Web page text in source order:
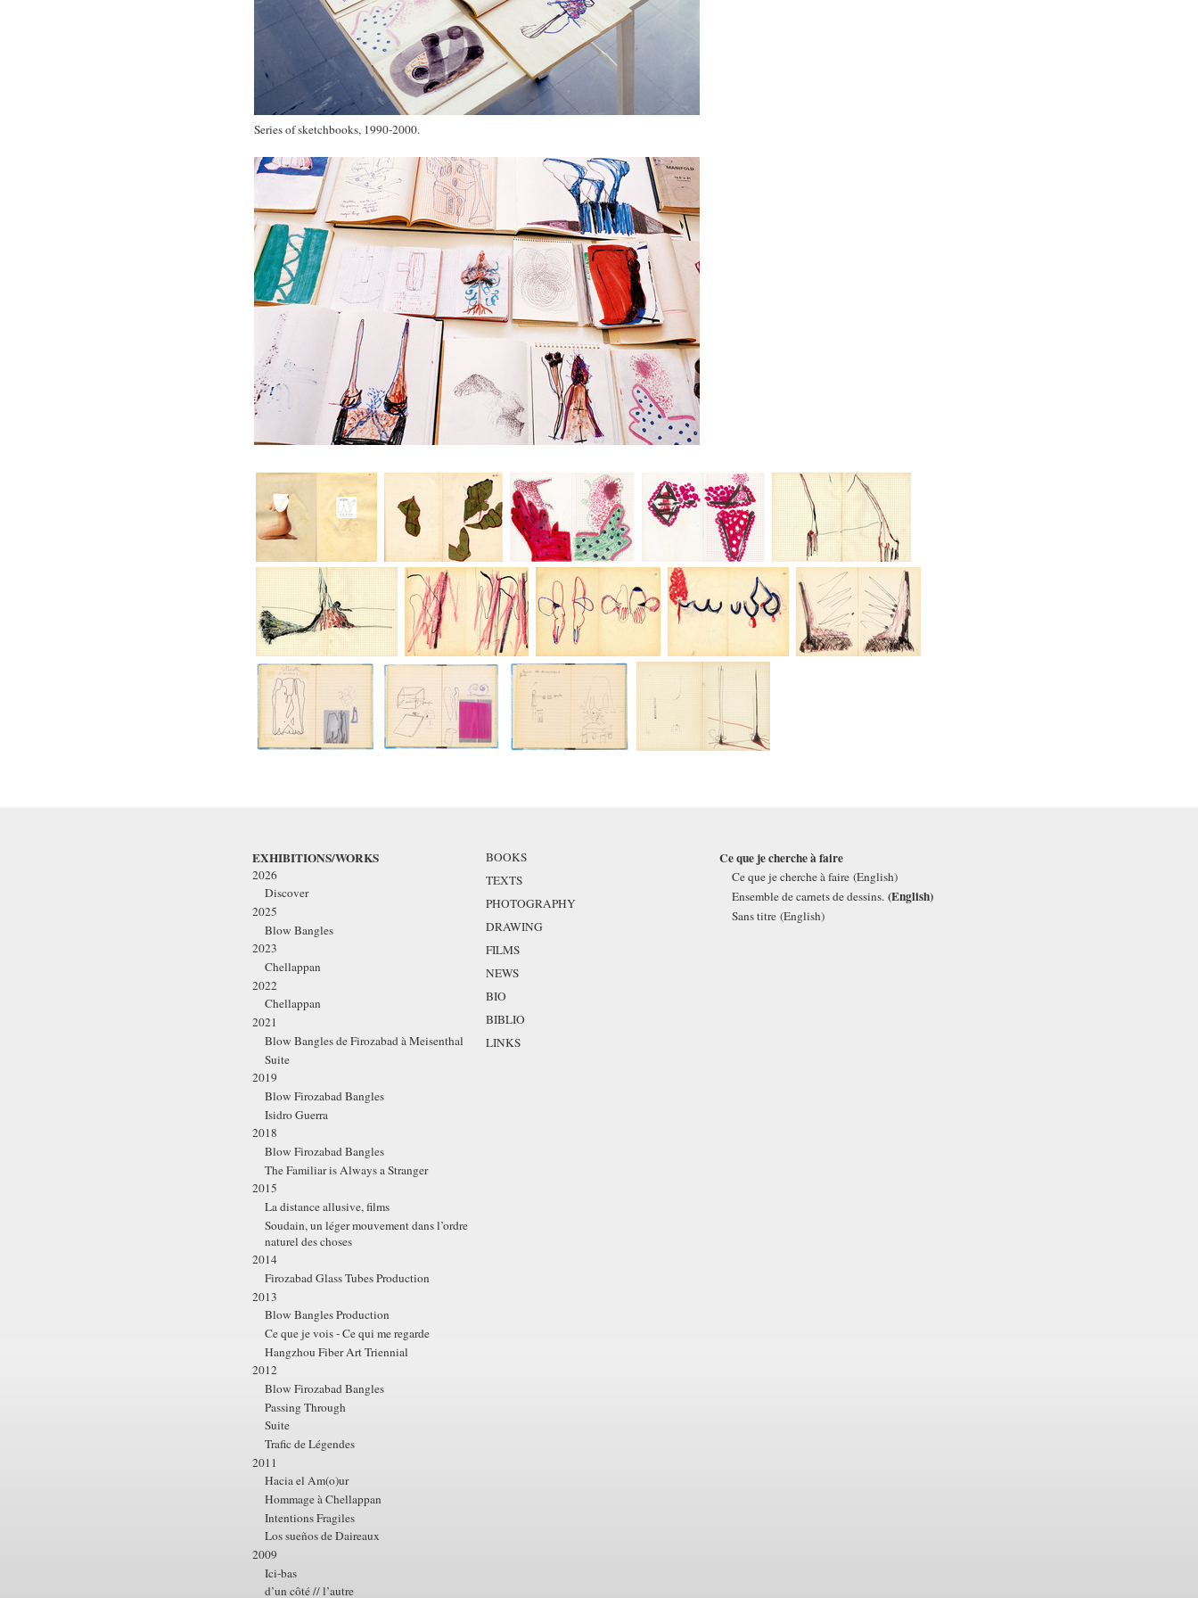
Series of sketchbooks, 1990-2000.
EXHIBITIONS/WORKS
2026
Discover
2025
Blow Bangles
2023
Chellappan
2022
Chellappan
2021
Blow Bangles de Firozabad à Meisenthal
Suite
2019
Blow Firozabad Bangles
Isidro Guerra
2018
Blow Firozabad Bangles
The Familiar is Always a Stranger
2015
La distance allusive, films
Soudain, un léger mouvement dans l’ordre
naturel des choses
2014
Firozabad Glass Tubes Production
2013
Blow Bangles Production
Ce que je vois - Ce qui me regarde
Hangzhou Fiber Art Triennial
2012
Blow Firozabad Bangles
Passing Through
Suite
Trafic de Légendes
2011
Hacia el Am(o)ur
Hommage à Chellappan
Intentions Fragiles
Los sueños de Daireaux
2009
Ici-bas
d’un côté // l’autre
BOOKS
TEXTS
PHOTOGRAPHY
DRAWING
FILMS
NEWS
BIO
BIBLIO
LINKS
Ce que je cherche à faire
Ce que je cherche à faire (English)
Ensemble de carnets de dessins. (English)
Sans titre (English)